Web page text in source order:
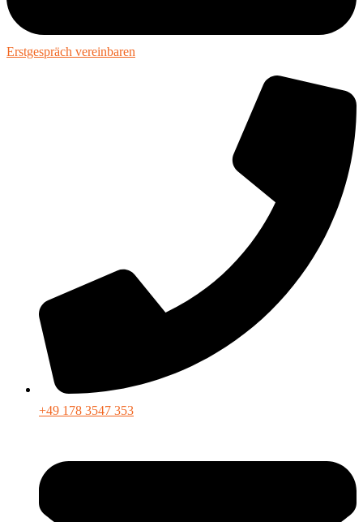
Erstgespräch vereinbaren
+49 178 3547 353